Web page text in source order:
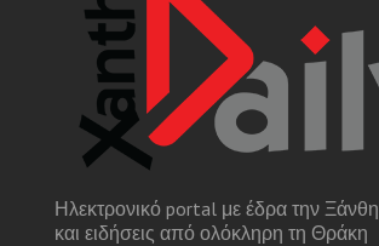
Ηλεκτρονικό portal με έδρα την Ξάνθη
και ειδήσεις από ολόκληρη τη Θράκη